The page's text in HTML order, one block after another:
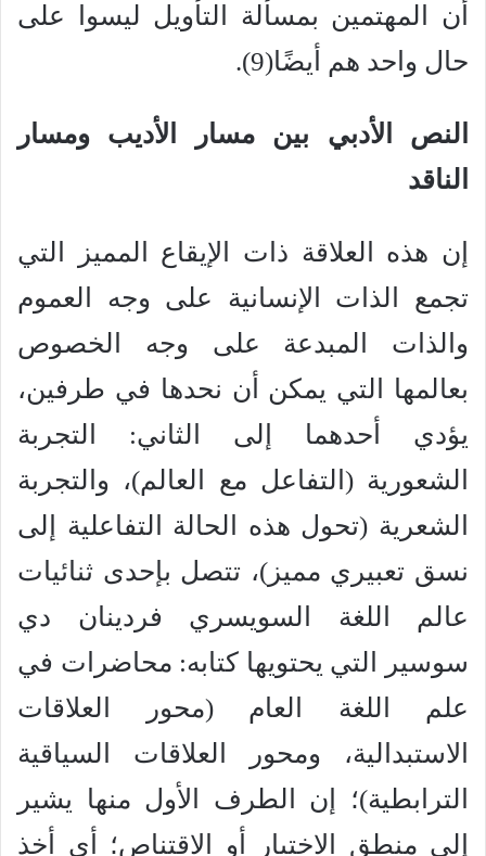
أن المهتمين بمسألة التأويل ليسوا على
حال واحد هم أيضًا(9).
النص الأدبي بين مسار الأديب ومسار
الناقد
إن هذه العلاقة ذات الإيقاع المميز التي
تجمع الذات الإنسانية على وجه العموم
والذات المبدعة على وجه الخصوص
بعالمها التي يمكن أن نحدها في طرفين،
يؤدي أحدهما إلى الثاني: التجربة
الشعورية (التفاعل مع العالم)، والتجربة
الشعرية (تحول هذه الحالة التفاعلية إلى
نسق تعبيري مميز)، تتصل بإحدى ثنائيات
عالم اللغة السويسري فردينان دي
سوسير التي يحتويها كتابه: محاضرات في
علم اللغة العام (محور العلاقات
الاستبدالية، ومحور العلاقات السياقية
الترابطية)؛ إن الطرف الأول منها يشير
إلى منطق الاختيار أو الاقتناص؛ أي أخذ